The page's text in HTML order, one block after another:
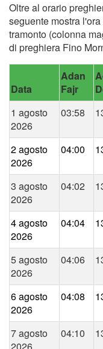
Oltre al orario
seguente mostra
tramonto (colonna
di preghiera Fino
Data
Adan
Fajr
1 agosto
2026
03:58
2 agosto
2026
04:00
3 agosto
2026
04:02
4 agosto
2026
04:04
5 agosto
2026
04:06
6 agosto
2026
04:08
7 agosto
04:10